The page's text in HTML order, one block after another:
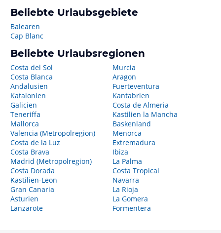
Beliebte Urlaubsgebiete
Balearen
Cap Blanc
Beliebte Urlaubsregionen
Costa del Sol
Costa Blanca
Andalusien
Katalonien
Galicien
Teneriffa
Mallorca
Valencia (Metropolregion)
Costa de la Luz
Costa Brava
Madrid (Metropolregion)
Costa Dorada
Kastilien-Leon
Gran Canaria
Asturien
Lanzarote
Murcia
Aragon
Fuerteventura
Kantabrien
Costa de Almeria
Kastilien la Mancha
Baskenland
Menorca
Extremadura
Ibiza
La Palma
Costa Tropical
Navarra
La Rioja
La Gomera
Formentera